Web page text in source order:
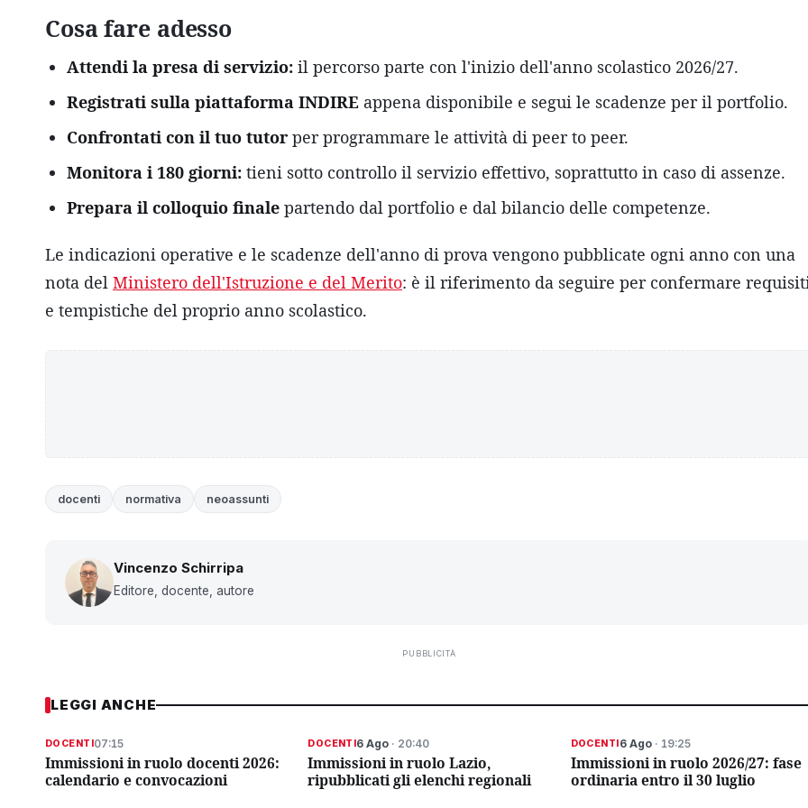
Cosa fare adesso
Attendi la presa di servizio: il percorso parte con l'inizio dell'anno scolastico 2026/27.
Registrati sulla piattaforma INDIRE appena disponibile e segui le scadenze per il portfolio.
Confrontati con il tuo tutor per programmare le attività di peer to peer.
Monitora i 180 giorni: tieni sotto controllo il servizio effettivo, soprattutto in caso di assenze.
Prepara il colloquio finale partendo dal portfolio e dal bilancio delle competenze.
Le indicazioni operative e le scadenze dell'anno di prova vengono pubblicate ogni anno con una
nota del Ministero dell'Istruzione e del Merito: è il riferimento da seguire per confermare
e tempistiche del proprio anno scolastico.
docenti normativa neoassunti
Vincenzo Schirripa
Editore, docente, autore
PUBBLICITÀ
LEGGI ANCHE
DOCENTI07:15
Immissioni in ruolo docenti 2026:
calendario e convocazioni
DOCENTI6 Ago · 20:40
Immissioni in ruolo Lazio,
ripubblicati gli elenchi regionali
DOCENTI6 Ago· 19:25
Immissioni in ruolo 2026/27: fase
ordinaria entro il 30 luglio